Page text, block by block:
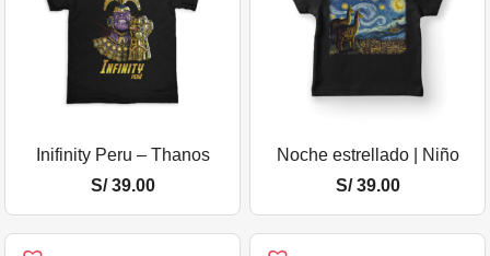
Inifinity Peru – Thanos
S/39.00
Noche estrellado | Niño
S/39.00